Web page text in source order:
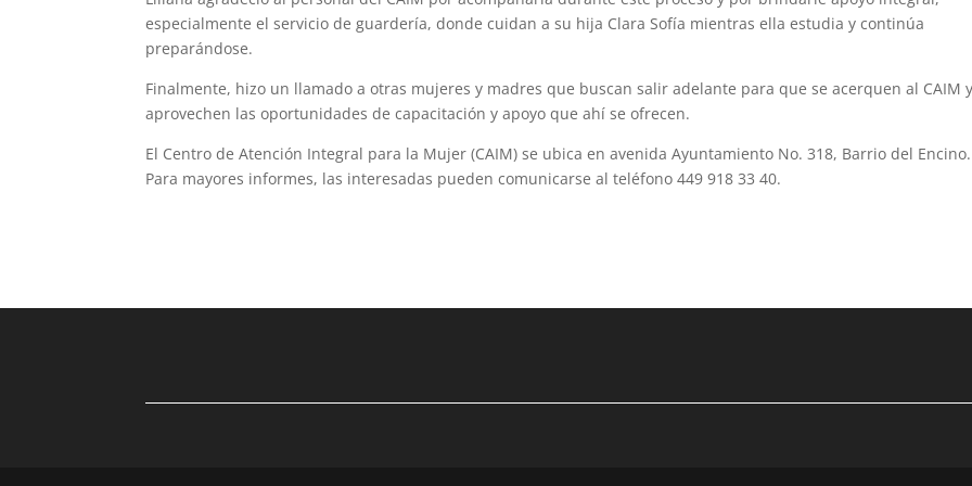
especialmente el servicio de guardería, donde cuidan a su hija Clara Sofía mientras ella estudia y continúa
preparándose.
Finalmente, hizo un llamado a otras mujeres y madres que buscan salir adelante para que se acerquen al CAIM
aprovechen las oportunidades de capacitación y apoyo que ahí se ofrecen.
El Centro de Atención Integral para la Mujer (CAIM) se ubica en avenida Ayuntamiento No. 318, Barrio del Encino.
Para mayores informes, las interesadas pueden comunicarse al teléfono 449 918 33 40.